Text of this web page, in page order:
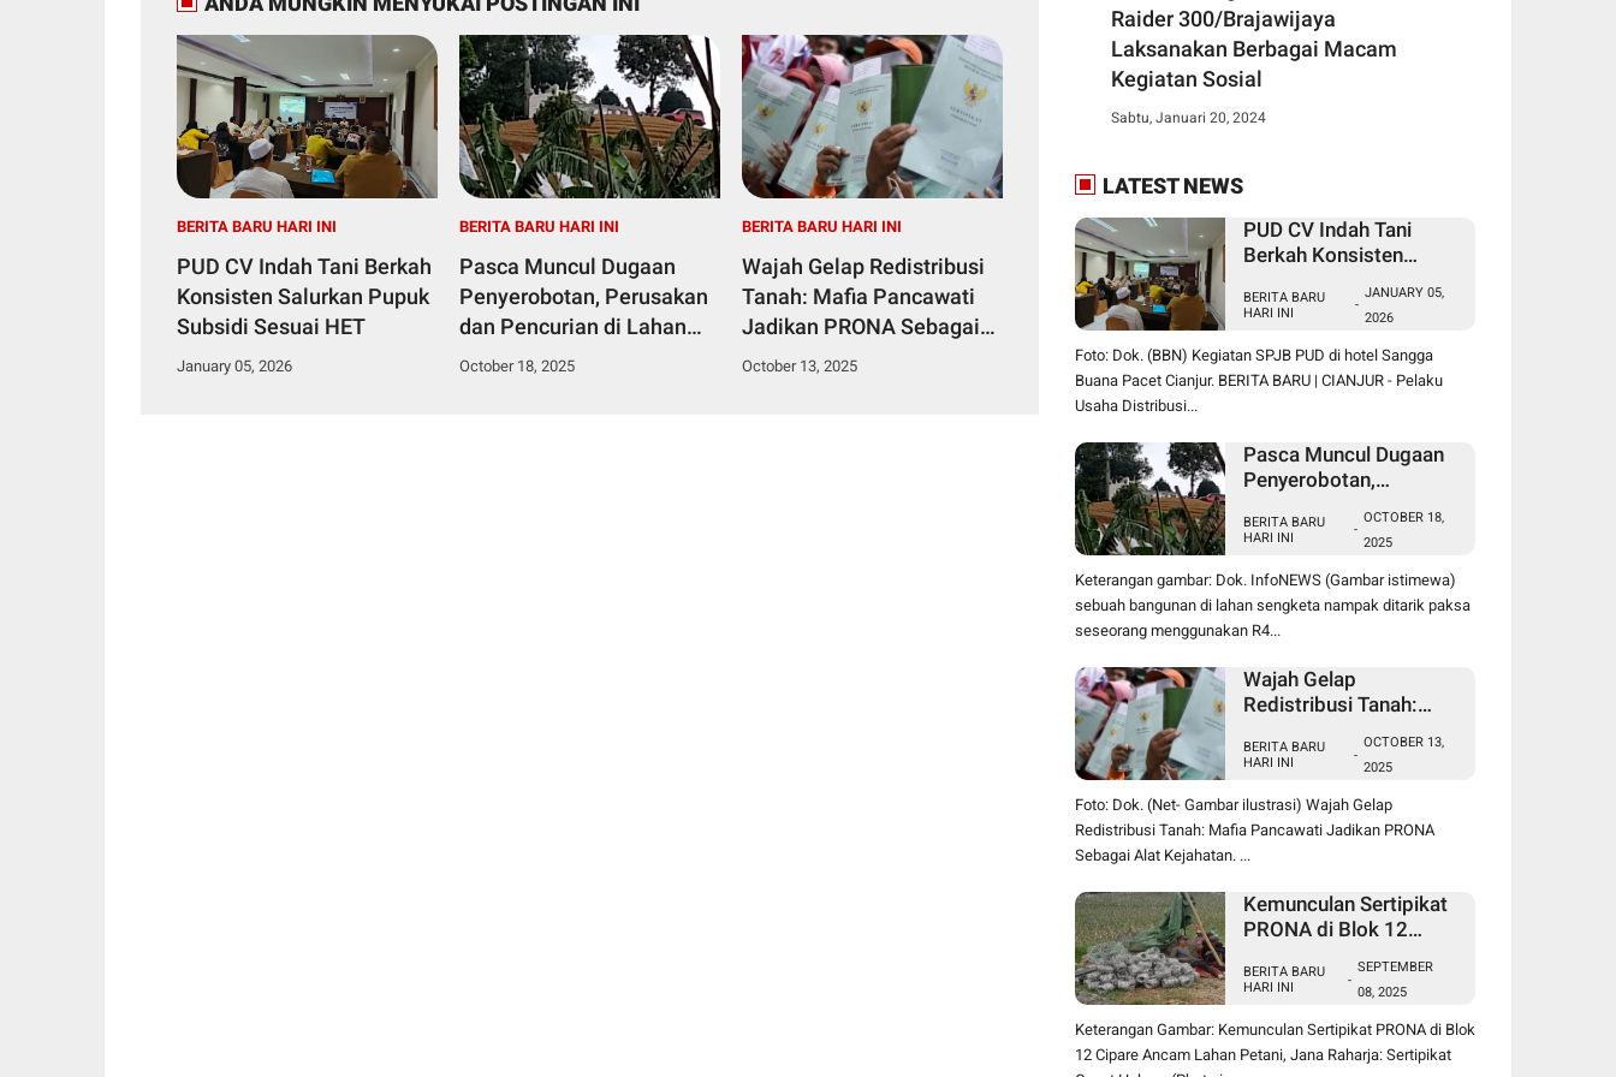
BERITA BARU HARI INI
PUD CV Indah Tani Berkah
Konsisten Salurkan Pupuk
Subsidi Sesuai HET
January 05, 2026
BERITA BARU HARI INI
Pasca Muncul Dugaan
Penyerobotan, Perusakan
dan Pencurian di Lahan
Sengketa Pancawati
October 18, 2025
BERITA BARU HARI INI
Wajah Gelap Redistribusi
Tanah: Mafia Pancawati
Jadikan PRONA Sebagai
Alat Kejahatan
October 13, 2025
Raider 300/Brajawijaya
Laksanakan Berbagai Macam
Kegiatan Sosial
Sabtu, Januari 20, 2024
LATEST NEWS
PUD CV Indah Tani
Berkah Konsisten
Sesuai HET
BERITA BARU
HARI INI
-
JANUARY 05,
2026
Foto: Dok. (BBN) Kegiatan SPJB PUD di hotel Sangga
Buana Pacet Cianjur. BERITA BARU | CIANJUR - Pelaku
Usaha Distribusi...
Pasca Muncul Dugaan
Penyerobotan,
Pencurian di Lahan
Sengketa Pancawati
Bogor, Kasusnya Jadi
Sorotan Publik
BERITA BARU
HARI INI
-
OCTOBER 18,
2025
Keterangan gambar: Dok. InfoNEWS (Gambar istimewa)
sebuah bangunan di lahan sengketa nampak ditarik paksa
seseorang menggunakan R4...
Wajah Gelap
Redistribusi Tanah:
Jadikan PRONA
Sebagai Alat Kejahatan
BERITA BARU
HARI INI
-
OCTOBER 13,
2025
Foto: Dok. (Net- Gambar ilustrasi) Wajah Gelap
Redistribusi Tanah: Mafia Pancawati Jadikan PRONA
Sebagai Alat Kejahatan. ...
Kemunculan Sertipikat
PRONA di Blok 12
Petani, Jana Raharja:
Sertipikat Cacat Hukum
BERITA BARU
HARI INI
-
SEPTEMBER
08, 2025
Keterangan Gambar: Kemunculan Sertipikat PRONA di Blok
12 Cipare Ancam Lahan Petani, Jana Raharja: Sertipikat